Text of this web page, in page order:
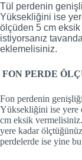
Tül perdenin
Yüksekliğini ise
ölçüden 5 cm eksik
istiyorsanız
eklemelisiniz.
FON PERDE
Fon perdenin
Yüksekliğini ise yere
cm eksik vermelisiniz.
yere kadar
perdelerde ise yine